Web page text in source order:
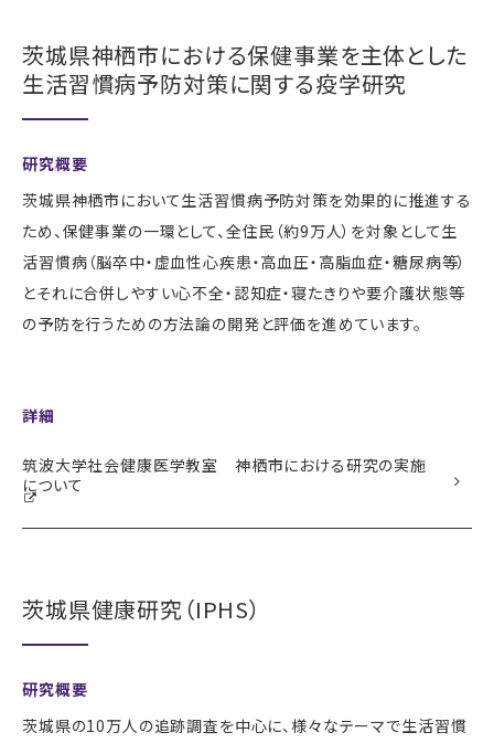
茨城県神栖市における保健事業を主体とした
生活習慣病予防対策に関する疫学研究
研究概要
茨城県神栖市において生活習慣病予防対策を効果的に推進する
ため、保健事業の一環として、全住民（約9万人）を対象として生
活習慣病（脳卒中・虚血性心疾患・高血圧・高脂血症・糖尿病等）
とそれに合併しやすい心不全・認知症・寝たきりや要介護状態等
の予防を行うための方法論の開発と評価を進めています。
詳細
筑波大学社会健康医学教室 神栖市における研究の実施
について
茨城県健康研究（IPHS）
研究概要
茨城県の10万人の追跡調査を中心に、様々なテーマで生活習慣